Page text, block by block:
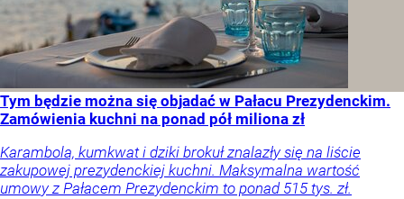
Tym będzie można się objadać w Pałacu Prezydenckim.
Zamówienia kuchni na ponad pół miliona zł
Karambola, kumkwat i dziki brokuł znalazły się na liście
zakupowej prezydenckiej kuchni. Maksymalna wartość
umowy z Pałacem Prezydenckim to ponad 515 tys. zł.